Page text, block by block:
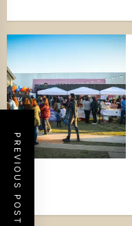
PREVIOUS POST